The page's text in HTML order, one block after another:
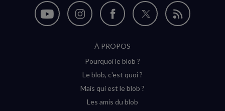
Nous
Nous
Instagram
(nouvelle
Nous
sur
Facebook
(nouvelle
Nous
Flux
À PROPOS
Pourquoi le blob ?
Le blob, c'est quoi ?
Mais qui est le blob ?
Les amis du blob